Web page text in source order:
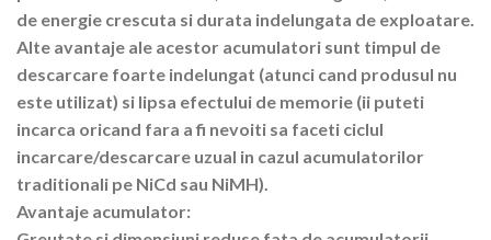
de energie crescuta si durata indelungata de exploatare.
Alte avantaje ale acestor acumulatori sunt timpul de
descarcare foarte indelungat (atunci cand produsul nu
este utilizat) si lipsa efectului de memorie (ii puteti
incarca oricand fara a fi nevoiti sa faceti ciclul
incarcare/descarcare uzual in cazul acumulatorilor
traditionali pe NiCd sau NiMH).
Avantaje acumulator: